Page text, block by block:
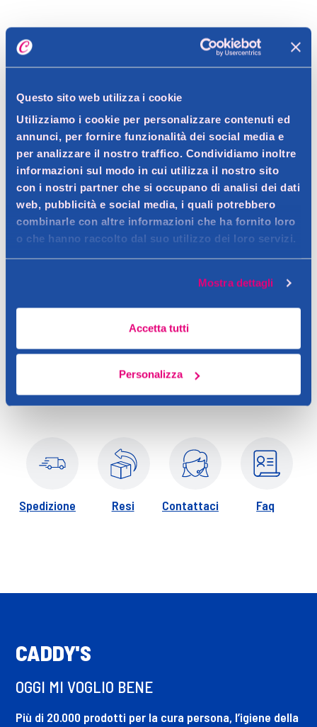
Questo sito web utilizza i cookie
Utilizziamo i cookie per personalizzare contenuti ed
annunci, per fornire funzionalità dei social media e
per analizzare il nostro traffico. Condividiamo inoltre
informazioni sul modo in cui utilizza il nostro sito
con i nostri partner che si occupano di analisi dei dati
web, pubblicità e social media, i quali potrebbero
combinarle con altre informazioni che ha fornito loro
o che hanno raccolto dal suo utilizzo dei loro servizi.
Mostra dettagli
Accetta tutti
Personalizza
Dettagli prodotto
Descrizione
Crema rassodante e levigante per viso e collo.
Contatto del produttore
Dettagli
Crema viso formulata per rassodare e levigare la pelle,
riducendo rughe e migliorando l'elasticità cutanea. Con il 98% di
ingredienti di origine naturale, agisce su collagene, elastina e
acido ialuronico, per un effetto lifting e rimpolpante.
Ingredienti
RNA di Rosa, Estratto di Tulipano Nero, Acido Ialuronico a
basso peso molecolare.
Avvertenze
Consigli
Applicare al mattino su viso e collo con movimenti circolari.
Spedizione Resi Contattaci Faq
CADDY'S
OGGI MI VOGLIO BENE
Più di 20.000 prodotti per la cura persona, l’igiene della